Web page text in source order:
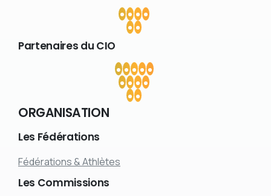
Partenaires du CIO
ORGANISATION
Les Fédérations
Fédérations & Athlètes
Les Commissions